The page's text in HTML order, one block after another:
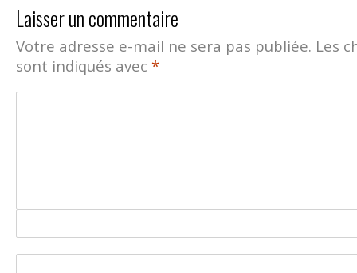
Laisser un commentaire
Votre adresse e-mail ne sera pas publiée. Les
sont indiqués avec *